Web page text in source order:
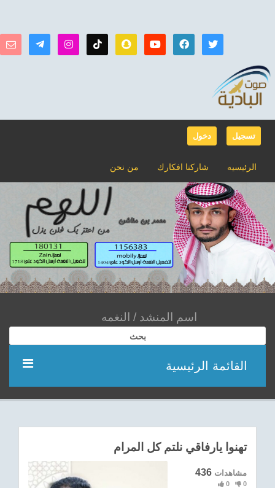
دخول تسجيل
من نحن شاركنا افكارك الرئيسيه
بحث
القائمة الرئيسية
اناشيد
تهنوا يارفاقي نلتم كل المرام
436 مشاهدات
0 0